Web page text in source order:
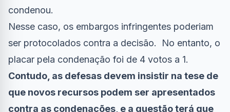
condenou.
Nesse caso, os embargos infringentes poderiam
ser protocolados contra a decisão. No entanto, o
placar pela condenação foi de 4 votos a 1.
Contudo, as defesas devem insistir na tese de
que novos recursos podem ser apresentados
contra as condenações, e a questão terá que